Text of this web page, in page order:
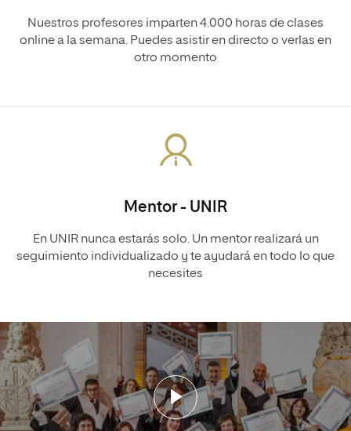
Nuestros profesores imparten 4.000 horas de clases
online a la semana. Puedes asistir en directo o verlas en
otro momento
Mentor - UNIR
En UNIR nunca estarás solo. Un mentor realizará un
seguimiento individualizado y te ayudará en todo lo que
necesites